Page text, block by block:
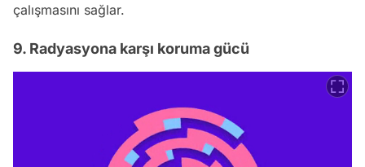
çalışmasını sağlar.
9. Radyasyona karşı koruma gücü